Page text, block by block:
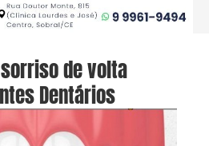
de volta
Dentários